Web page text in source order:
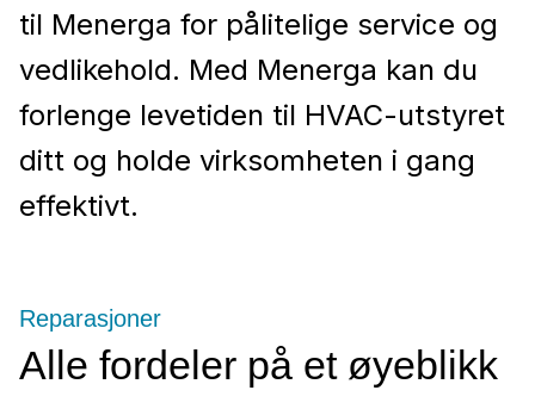
til Menerga for pålitelige service og
vedlikehold. Med Menerga kan du
forlenge levetiden til HVAC-utstyret
ditt og holde virksomheten i gang
effektivt.
Alle fordeler på et øyeblikk
Reparasjoner